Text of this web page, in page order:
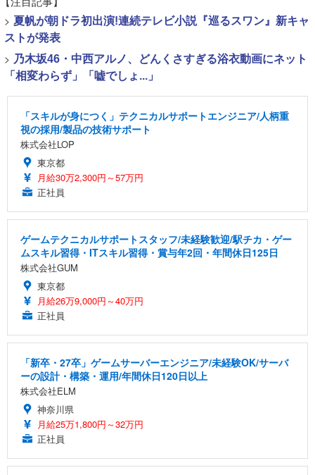
> 夏帆が朝ドラ初出演!連続テレビ小説『巡るスワン』新キャ
ストが発表
> 乃木坂46・中西アルノ、どんくさすぎる浴衣動画にネット
「相変わらず」「嘘でしょ...」
「スキルが身につく」テクニカルサポートエンジニア/人柄重
視の採用/製品の技術サポート
株式会社LOP
東京都
月給30万2,300円～57万円
正社員
ゲームテクニカルサポートスタッフ/未経験歓迎/駅チカ・ゲー
ムスキル習得・ITスキル習得・賞与年2回・年間休日125日
株式会社GUM
東京都
月給26万9,000円～40万円
正社員
「新卒・27卒」ゲームサーバーエンジニア/未経験OK/サーバ
ーの設計・構築・運用/年間休日120日以上
株式会社ELM
神奈川県
月給25万1,800円～32万円
正社員